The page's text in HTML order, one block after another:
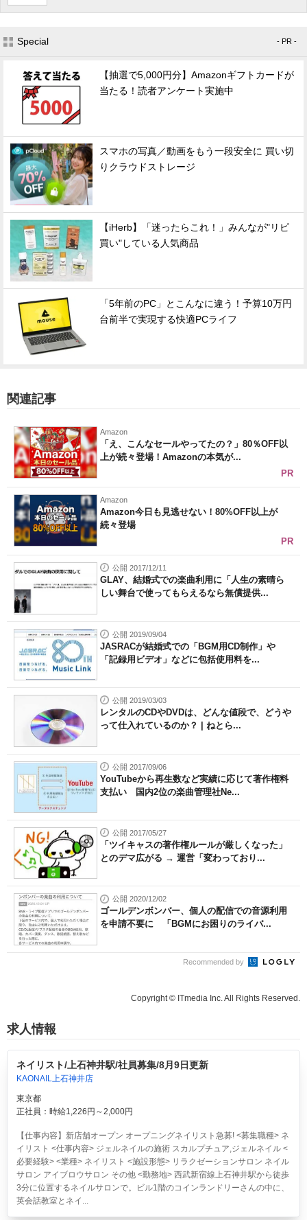
Special - PR -
【抽選で5,000円分】Amazonギフトカードが
当たる！読者アンケート実施中
スマホの写真／動画をもう一段安全に 買い切
りクラウドストレージ
【iHerb】「迷ったらこれ！」みんなが"リピ
買い"している人気商品
「5年前のPC」とこんなに違う！予算10万円
台前半で実現する快適PCライフ
関連記事
Amazon
「え、こんなセールやってたの？」80％OFF以
上が続々登場！Amazonの本気が...
PR
Amazon
Amazon今日も見逃せない！80%OFF以上が
続々登場
PR
公開 2017/12/11
GLAY、結婚式での楽曲利用に「人生の素晴ら
しい舞台で使ってもらえるなら無償提供...
公開 2019/09/04
JASRACが結婚式での「BGM用CD制作」や
「記録用ビデオ」などに包括使用料を...
公開 2019/03/03
レンタルのCDやDVDは、どんな値段で、どうや
って仕入れているのか？ | ねとら...
公開 2017/09/06
YouTubeから再生数など実績に応じて著作権料
支払い 国内2位の楽曲管理社Ne...
公開 2017/05/27
「ツイキャスの著作権ルールが厳しくなった」
とのデマ広がる → 運営「変わっており...
公開 2020/12/02
ゴールデンボンバー、個人の配信での音源利用
を申請不要に 「BGMにお困りのライバ...
Recommended by
Copyright © ITmedia Inc. All Rights Reserved.
求人情報
ネイリスト/上石神井駅/社員募集/8月9日更新
KAONAIL上石神井店
東京都
正社員：時給1,226円～2,000円
【仕事内容】新店舗オープン オープニングネイリスト急募! <募集職種> ネ
イリスト <仕事内容> ジェルネイルの施術 スカルプチュア,ジェルネイル <
必要経験> <業種> ネイリスト <施設形態> リラクゼーションサロン ネイル
サロン アイブロウサロン その他 <勤務地> 西武新宿線上石神井駅から徒歩
3分に位置するネイルサロンで。ビル1階のコインランドリーさんの中に、
英会話教室とネイ...